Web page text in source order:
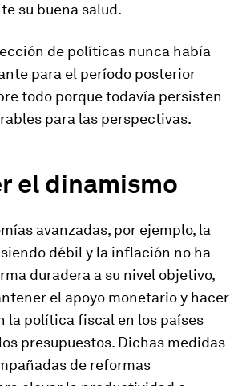
su buena salud.
de políticas nunca había
para el período posterior
todo porque todavía persisten
para las perspectivas.
el dinamismo
avanzadas, por ejemplo, la
débil y la inflación no ha
duradera a su nivel objetivo,
el apoyo monetario y hacer
la política fiscal en los países
presupuestos. Dichas medidas
de reformas